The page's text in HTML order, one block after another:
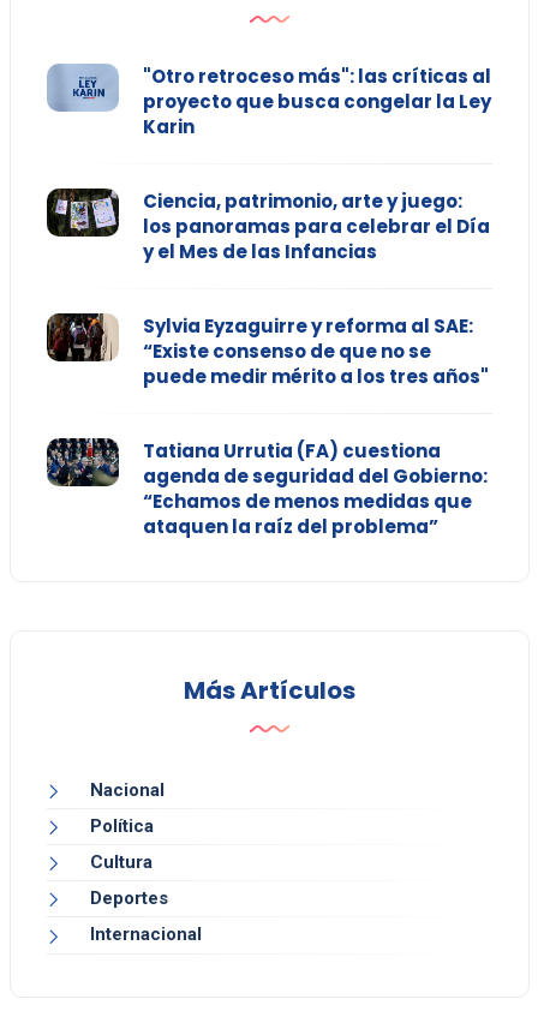
"Otro retroceso más": las críticas al
proyecto que busca congelar la Ley
Karin
Ciencia, patrimonio, arte y juego:
los panoramas para celebrar el Día
y el Mes de las Infancias
Sylvia Eyzaguirre y reforma al SAE:
“Existe consenso de que no se
puede medir mérito a los tres años"
Tatiana Urrutia (FA) cuestiona
agenda de seguridad del Gobierno:
“Echamos de menos medidas que
ataquen la raíz del problema”
Más Artículos
Nacional
Política
Cultura
Deportes
Internacional